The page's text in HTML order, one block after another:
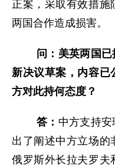
正案，采取有效措施
两国合作造成损害。
问：美英两国
新决议草案，内容已
方对此持何态度？
答： 中方支持
出了阐述中方立场的
俄罗斯外长拉夫罗夫